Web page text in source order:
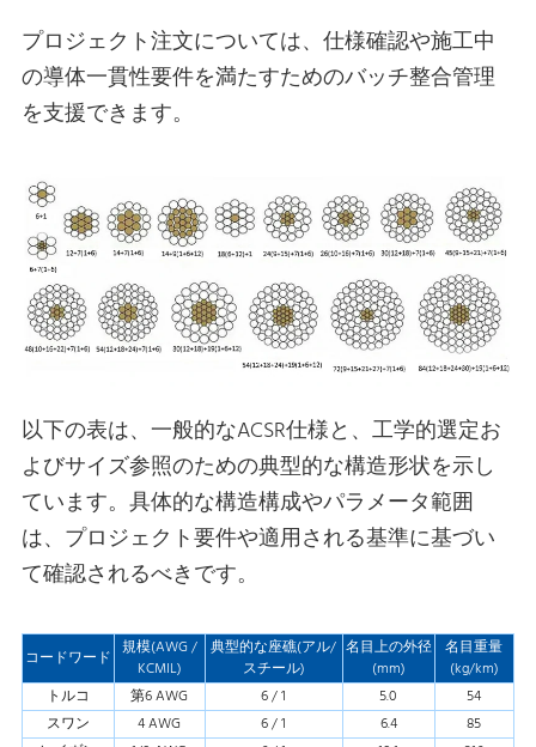
プロジェクト注文については、仕様確認や施工中
の導体一貫性要件を満たすためのバッチ整合管理
を支援できます。
以下の表は、一般的なACSR仕様と、工学的選定お
よびサイズ参照のための典型的な構造形状を示し
ています。具体的な構造構成やパラメータ範囲
は、プロジェクト要件や適用される基準に基づい
て確認されるべきです。
コードワード 規模(AWG /
KCMIL)
典型的な座礁(アル/
スチール)
名目上の外径
(mm)
名目重量
(kg/km)
トルコ
第6 AWG 6 / 1 5.0
54
スワン
4 AWG 6 / 1 6.4
85